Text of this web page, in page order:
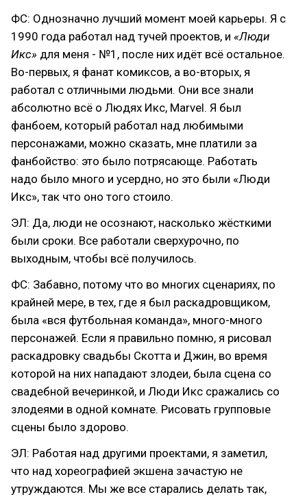
ФС: Однозначно лучший момент моей карьеры. Я с
1990 года работал над тучей проектов, и «Люди
Икс» для меня - №1, после них идёт всё остальное.
Во-первых, я фанат комиксов, а во-вторых, я
работал с отличными людьми. Они все знали
абсолютно всё о Людях Икс, Marvel. Я был
фанбоем, который работал над любимыми
персонажами, можно сказать, мне платили за
фанбойство: это было потрясающе. Работать
надо было много и усердно, но это были «Люди
Икс», так что оно того стоило.
ЭЛ: Да, люди не осознают, насколько жёсткими
были сроки. Все работали сверхурочно, по
выходным, чтобы всё получилось.
ФС: Забавно, потому что во многих сценариях, по
крайней мере, в тех, где я был раскадровщиком,
была «вся футбольная команда», много-много
персонажей. Если я правильно помню, я рисовал
раскадровку свадьбы Скотта и Джин, во время
которой на них нападают злодеи, была сцена со
свадебной вечеринкой, и Люди Икс сражались со
злодеями в одной комнате. Рисовать групповые
сцены было здорово.
ЭЛ: Работая над другими проектами, я заметил,
что над хореографией экшена зачастую не
утруждаются. Мы же все старались делать так,